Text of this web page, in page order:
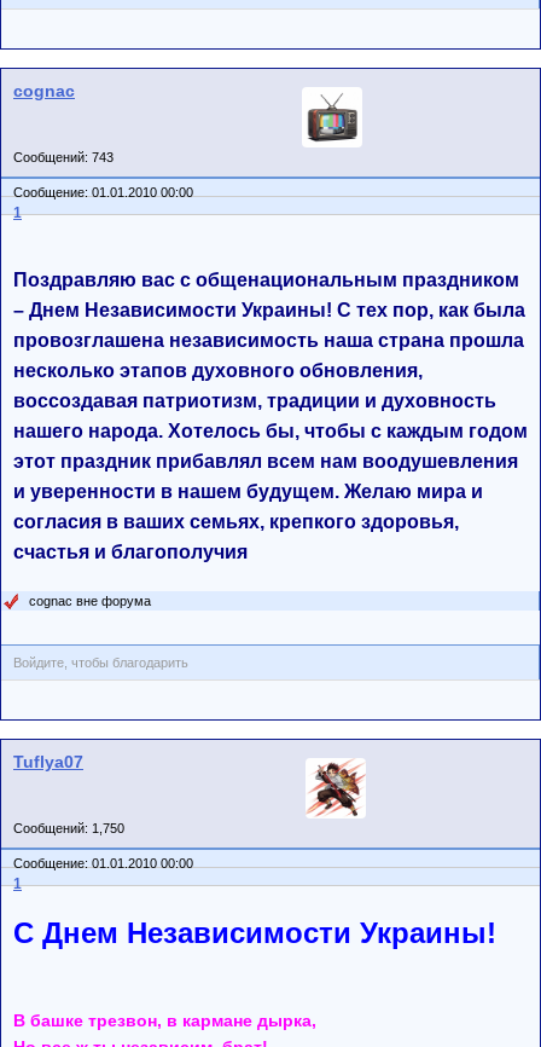
cognac
Сообщений: 743
Сообщение: 01.01.2010 00:00
1
Поздравляю вас с общенациональным праздником
– Днем Независимости Украины! С тех пор, как была
провозглашена независимость наша страна прошла
несколько этапов духовного обновления,
воссоздавая патриотизм, традиции и духовность
нашего народа. Хотелось бы, чтобы с каждым годом
этот праздник прибавлял всем нам воодушевления
и уверенности в нашем будущем. Желаю мира и
согласия в ваших семьях, крепкого здоровья,
счастья и благополучия
cognac вне форума
Войдите, чтобы благодарить
Tuflya07
Сообщений: 1,750
Сообщение: 01.01.2010 00:00
1
С Днем Независимости Украины!
В башке трезвон, в кармане дырка,